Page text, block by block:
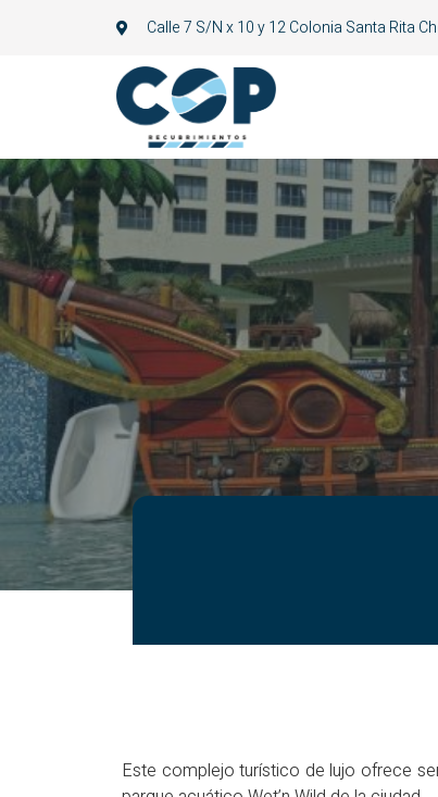
Calle 7 S/N x 10 y 12 Colonia Santa Rita
Este complejo turístico de lujo ofrece